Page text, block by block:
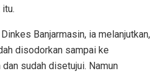
Banjarmasin, ia melanjutkan,
disodorkan sampai ke
sudah disetujui. Namun